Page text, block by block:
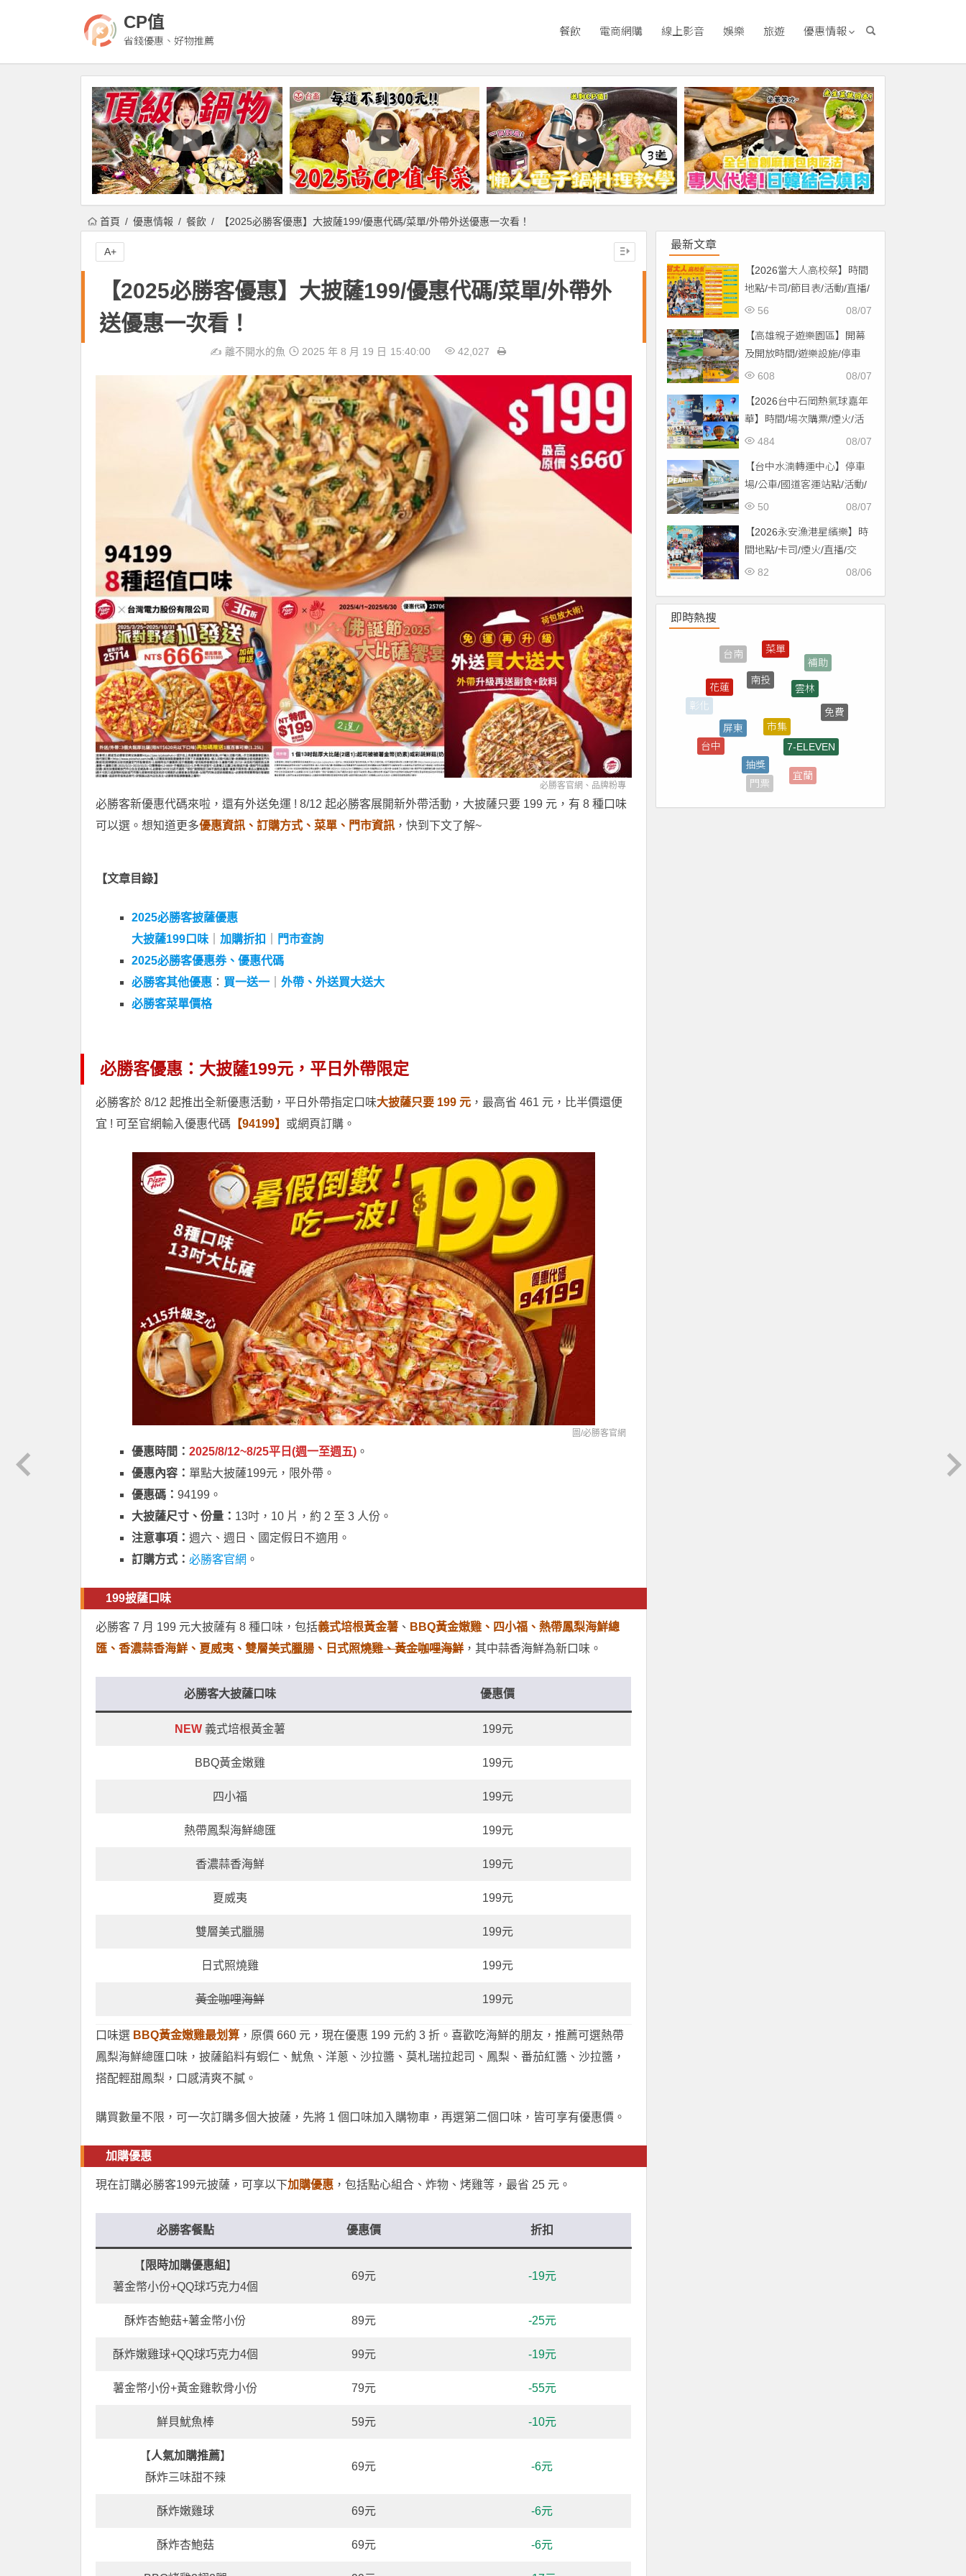
CP值
省錢優惠、好物推薦
餐飲 電商網購 線上影音 娛樂 旅遊 優惠情報
首頁 優惠情報 餐飲 【2025必勝客優惠】大披薩199/優惠代碼/菜單/外帶外送優惠一次看！
【2025必勝客優惠】大披薩199/優惠代碼/菜單/外帶外
送優惠一次看！
✍️離不開水的魚 2025 年 8 月 19 日 15:40:00 42,027
必勝客官網、品牌粉專
必勝客新優惠代碼來啦，還有外送免運 ! 8/12 起必勝客展開新外帶活動，大披薩只要 199 元，有 8 種口味
可以選。想知道更多優惠資訊、訂購方式、菜單、門市資訊 ，快到下文了解~
【文章目錄】
2025必勝客披薩優惠
大披薩199口味
加購折扣
門市查詢
2025必勝客優惠券、優惠代碼
必勝客其他優惠 ： 買一送一
外帶、外送買大送大
必勝客菜單價格
必勝客優惠：大披薩199元，平日外帶限定
必勝客於 8/12 起推出全新優惠活動，平日外帶指定口味大披薩只要 199 元 ，最高省 461 元，比半價還便
宜 ! 可至官網輸入優惠代碼 【94199】 或網頁訂購。
圖/必勝客官網
優惠時間： 2025/8/12~8/25平日(週一至週五) 。
優惠內容： 單點大披薩199元，限外帶。
優惠碼： 94199。
大披薩尺寸、份量： 13吋，10 片，約 2 至 3 人份。
注意事項： 週六、週日、國定假日不適用。
訂購方式： 必勝客官網 。
199披薩口味
必勝客 7 月 199 元大披薩有 8 種口味，包括義式培根黃金薯 、 BBQ黃金嫩雞、四小福、熱帶鳳梨海鮮總
匯、香濃蒜香海鮮、夏威夷、雙層美式臘腸、日式照燒雞、黃金咖哩海鮮 ，其中蒜香海鮮為新口味。
必勝客大披薩口味 優惠價
NEW 義式培根黃金薯 199元
BBQ黃金嫩雞 199元
四小福 199元
熱帶鳳梨海鮮總匯 199元
香濃蒜香海鮮 199元
夏威夷 199元
雙層美式臘腸 199元
日式照燒雞 199元
黃金咖哩海鮮 199元
口味選 BBQ黃金嫩雞最划算 ，原價 660 元，現在優惠 199 元約 3 折。喜歡吃海鮮的朋友，推薦可選熱帶
鳳梨海鮮總匯口味，披薩餡料有蝦仁、魷魚、洋蔥、沙拉醬、莫札瑞拉起司、鳳梨、番茄紅醬、沙拉醬，
搭配輕甜鳳梨，口感清爽不膩。
購買數量不限，可一次訂購多個大披薩，先將 1 個口味加入購物車，再選第二個口味，皆可享有優惠價。
加購優惠
現在訂購必勝客199元披薩，可享以下加購優惠 ，包括點心組合、炸物、烤雞等，最省 25 元。
必勝客餐點 優惠價 折扣
【 限時加購優惠組 】
薯金幣小份+QQ球巧克力4個
69元 -19元
酥炸杏鮑菇+薯金幣小份 89元 -25元
酥炸嫩雞球+QQ球巧克力4個 99元 -19元
薯金幣小份+黃金雞軟骨小份 79元 -55元
鮮貝魷魚棒 59元 -10元
【人氣加購推薦】
酥炸三味甜不辣
69元 -6元
酥炸嫩雞球 69元 -6元
酥炸杏鮑菇 69元 -6元
A+
最新文章
【2026當大人高校祭】時間
地點/卡司/節目表/活動/直播/
交通，免費入場！
08/07
56
【高雄親子遊樂園區】開幕
及開放時間/遊樂設施/停車
場/交通一次看！
08/07
608
【2026台中石岡熱氣球嘉年
華】時間/場次購票/煙火/活
動/交通，土牛運動公園登08/07
484
【台中水湳轉運中心】停車
場/公車/國道客運站點/活動/
交通，啟用免費停車！ 08/07
50
【2026永安漁港星繽樂】時
間地點/卡司/煙火/直播/交
通，免費入場！
08/06
82
即時熱搜
彰化
南投
雲林
煙火
新竹
買一送一
屏東
市集
7-ELEVEN
宜蘭
門票